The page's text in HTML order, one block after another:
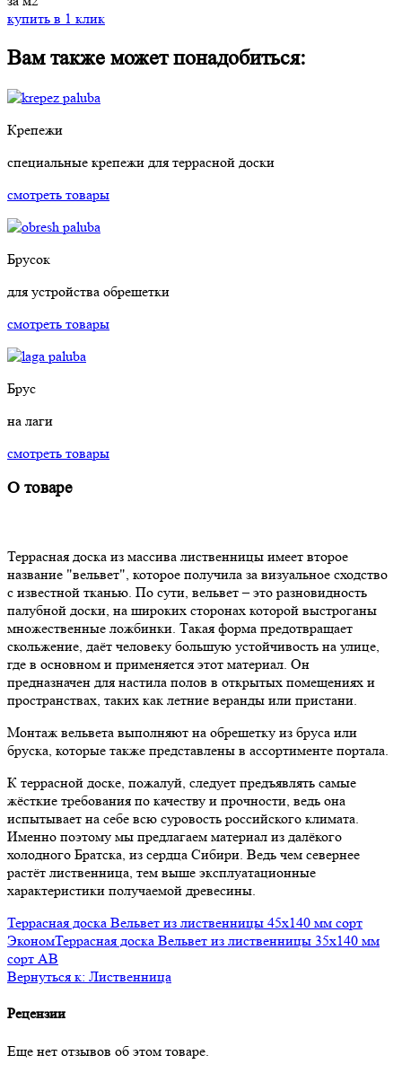
купить в 1 клик
Вам также может понадобиться:
Крепежи
специальные крепежи для террасной доски
смотреть товары
Брусок
для устройства обрешетки
смотреть товары
Брус
на лаги
смотреть товары
О товаре
Террасная доска из массива лиственницы имеет второе
название "вельвет", которое получила за визуальное сходство
с известной тканью. По сути, вельвет – это разновидность
палубной доски, на широких сторонах которой выстроганы
множественные ложбинки. Такая форма предотвращает
скольжение, даёт человеку большую устойчивость на улице,
где в основном и применяется этот материал. Он
предназначен для настила полов в открытых помещениях и
пространствах, таких как летние веранды или пристани.
Монтаж вельвета выполняют на обрешетку из бруса или
бруска, которые также представлены в ассортименте портала.
К террасной доске, пожалуй, следует предъявлять самые
жёсткие требования по качеству и прочности, ведь она
испытывает на себе всю суровость российского климата.
Именно поэтому мы предлагаем материал из далёкого
холодного Братска, из сердца Сибири. Ведь чем севернее
растёт лиственница, тем выше эксплуатационные
характеристики получаемой древесины.
Террасная доска Вельвет из лиственницы 45x140 мм сорт
ЭкономТеррасная доска Вельвет из лиственницы 35x140 мм
сорт AB
Вернуться к: Лиственница
Рецензии
Еще нет отзывов об этом товаре.